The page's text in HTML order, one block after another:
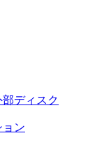
ディスク
ョン